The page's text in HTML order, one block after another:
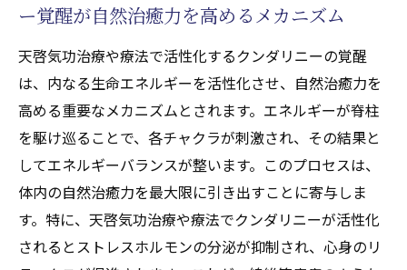
ー覚醒が自然治癒力を高めるメカニズム
天啓気功治療や療法で活性化するクンダリニーの覚醒
は、内なる生命エネルギーを活性化させ、自然治癒力を
高める重要なメカニズムとされます。エネルギーが脊柱
を駆け巡ることで、各チャクラが刺激され、その結果と
してエネルギーバランスが整います。このプロセスは、
体内の自然治癒力を最大限に引き出すことに寄与しま
す。特に、天啓気功治療や療法でクンダリニーが活性化
されるとストレスホルモンの分泌が抑制され、心身のリ